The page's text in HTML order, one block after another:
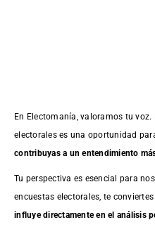
En Electomanía, valoramos tu
electorales es una oportunidad
contribuyas a un entendimiento
Tu perspectiva es esencial para
encuestas electorales, te
influye directamente en el análisis